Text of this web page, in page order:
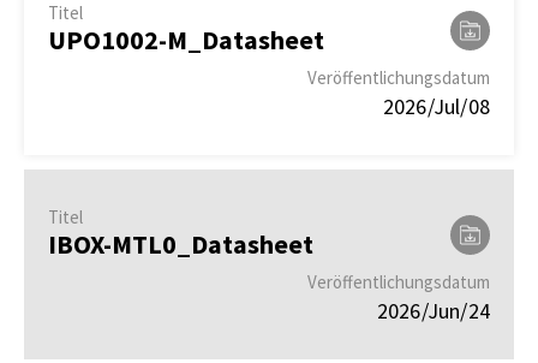
Titel
UPO1002-M_Datasheet
Veröffentlichungsdatum
2026/Jul/08
Titel
IBOX-MTL0_Datasheet
Veröffentlichungsdatum
2026/Jun/24